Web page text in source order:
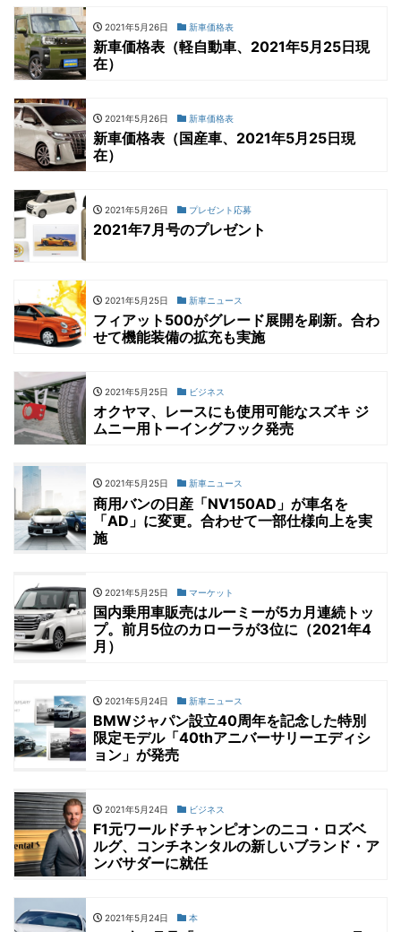
2021年5月26日 新車価格表
新車価格表（軽自動車、2021年5月25日現
在）
2021年5月26日 新車価格表
新車価格表（国産車、2021年5月25日現
在）
2021年5月26日 プレゼント応募
2021年7月号のプレゼント
2021年5月25日 新車ニュース
フィアット500がグレード展開を刷新。合わ
せて機能装備の拡充も実施
2021年5月25日 ビジネス
オクヤマ、レースにも使用可能なスズキ ジ
ムニー用トーイングフック発売
2021年5月25日 新車ニュース
商用バンの日産「NV150AD」が車名を
「AD」に変更。合わせて一部仕様向上を実
施
2021年5月25日 マーケット
国内乗用車販売はルーミーが5カ月連続トッ
プ。前月5位のカローラが3位に（2021年4
月）
2021年5月24日 新車ニュース
BMWジャパン設立40周年を記念した特別
限定モデル「40thアニバーサリーエディシ
ョン」が発売
2021年5月24日 ビジネス
F1元ワールドチャンピオンのニコ・ロズベ
ルグ、コンチネンタルの新しいブランド・ア
ンバサダーに就任
2021年5月24日 本